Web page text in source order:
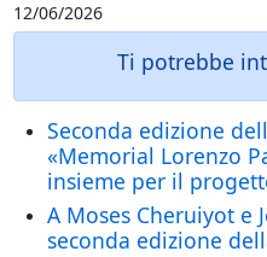
12/06/2026
Ti potrebbe
Seconda edizione
«Memorial Lorenzo
insieme per il
A Moses Cheruiyot e
seconda edizione